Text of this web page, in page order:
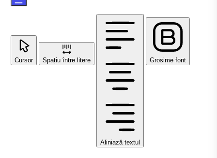
Cursor Spațiu între litere
Aliniază textul
Grosime font